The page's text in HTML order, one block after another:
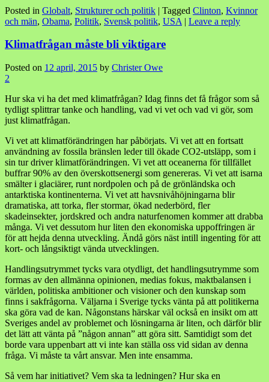
Posted in Globalt, Strukturer och politik | Tagged Clinton, Kvinnor
och män, Obama, Politik, Svensk politik, USA | Leave a reply
Klimatfrågan måste bli viktigare
Posted on 12 april, 2015 by Christer Owe
2
Hur ska vi ha det med klimatfrågan? Idag finns det få frågor som så
tydligt splittrar tanke och handling, vad vi vet och vad vi gör, som
just klimatfrågan.
Vi vet att klimatförändringen har påbörjats. Vi vet att en fortsatt
användning av fossila bränslen leder till ökade CO2-utsläpp, som i
sin tur driver klimatförändringen. Vi vet att oceanerna för tillfället
buffrar 90% av den överskottsenergi som genereras. Vi vet att isarna
smälter i glaciärer, runt nordpolen och på de grönländska och
antarktiska kontinenterna. Vi vet att havsnivåhöjningarna blir
dramatiska, att torka, fler stormar, ökad nederbörd, fler
skadeinsekter, jordskred och andra naturfenomen kommer att drabba
många. Vi vet dessutom hur liten den ekonomiska uppoffringen är
för att hejda denna utveckling. Ändå görs näst intill ingenting för att
kort- och långsiktigt vända utvecklingen.
Handlingsutrymmet tycks vara otydligt, det handlingsutrymme som
formas av den allmänna opinionen, medias fokus, maktbalansen i
världen, politiska ambitioner och visioner och den kunskap som
finns i sakfrågorna. Väljarna i Sverige tycks vänta på att politikerna
ska göra vad de kan. Någonstans härskar väl också en insikt om att
Sveriges andel av problemet och lösningarna är liten, och därför blir
det lätt att vänta på ”någon annan” att göra sitt. Samtidigt som det
borde vara uppenbart att vi inte kan ställa oss vid sidan av denna
fråga. Vi måste ta vårt ansvar. Men inte ensamma.
Så vem har initiativet? Vem ska ta ledningen? Hur ska en